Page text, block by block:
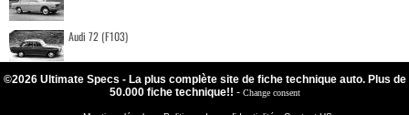
Audi 72 (F103)
©2026 Ultimate Specs - La plus complète site de fiche technique auto. Plus de
50.000 fiche technique!! - Change consent